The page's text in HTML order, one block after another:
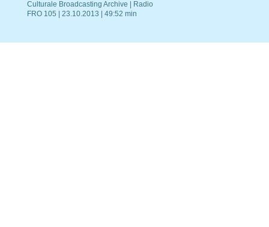
Culturale Broadcasting Archive | Radio
FRO 105 | 23.10.2013 | 49:52 min